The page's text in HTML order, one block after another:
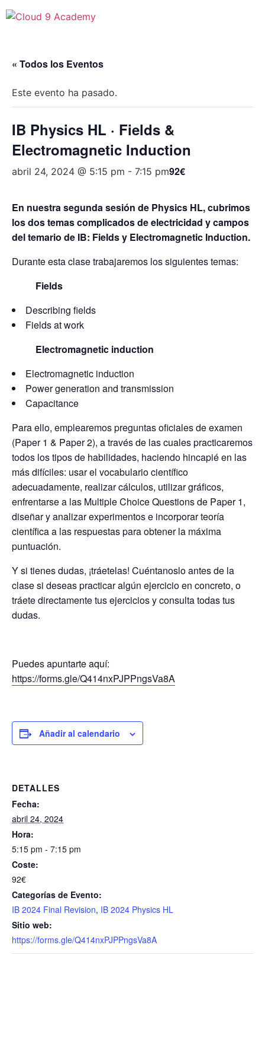
« Todos los Eventos
Este evento ha pasado.
IB Physics HL · Fields &
Electromagnetic Induction
abril 24, 2024 @ 5:15 pm - 7:15 pm92€
En nuestra segunda sesión de Physics HL, cubrimos
los dos temas complicados de electricidad y campos
del temario de IB: Fields y Electromagnetic Induction.
Durante esta clase trabajaremos los siguientes temas:
Fields
Describing fields
Fields at work
Electromagnetic induction
Electromagnetic induction
Power generation and transmission
Capacitance
Para ello, emplearemos preguntas oficiales de examen
(Paper 1 & Paper 2), a través de las cuales practicaremos
todos los tipos de habilidades, haciendo hincapié en las
más difíciles: usar el vocabulario científico
adecuadamente, realizar cálculos, utilizar gráficos,
enfrentarse a las Multiple Choice Questions de Paper 1,
diseñar y analizar experimentos e incorporar teoría
científica a las respuestas para obtener la máxima
puntuación.
Y si tienes dudas, ¡tráetelas! Cuéntanoslo antes de la
clase si deseas practicar algún ejercicio en concreto, o
tráete directamente tus ejercicios y consulta todas tus
dudas.
Puedes apuntarte aquí:
https://forms.gle/Q414nxPJPPngsVa8A
Añadir al calendario
DETALLES
Fecha:
abril 24, 2024
Hora:
5:15 pm - 7:15 pm
Coste:
92€
Categorías de Evento:
IB 2024 Final Revision, IB 2024 Physics HL
Sitio web:
https://forms.gle/Q414nxPJPPngsVa8A